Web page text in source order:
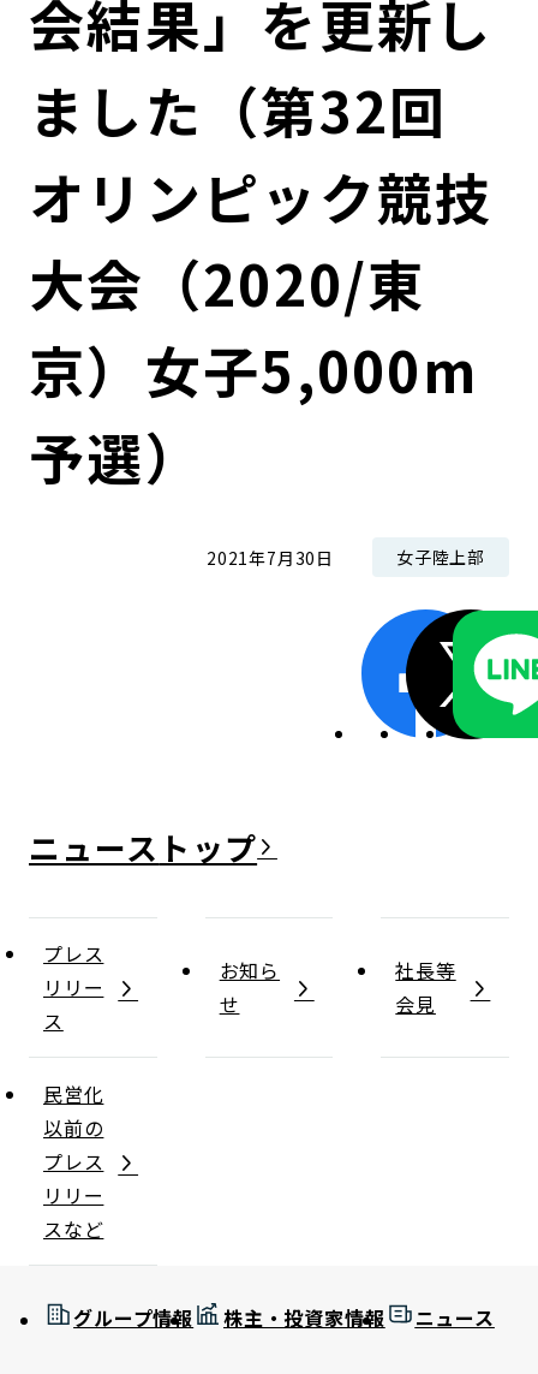
コンダクト向上の取組み
ローカル共創イニシアティブ
財務情報・IR資料
IRニュース
持続可能な金融のフレームワーク
環境
ESGデータ集
会結果」を更新し
ました（第32回
オリンピック競技
大会（2020/東
京）女子5,000m
予選）
2021年7月30日 女子陸上部
ニュース
プレス
リリー
ス
お知ら
せ
社長等
会見
民営化
以前の
プレス
リリー
スなど
グループ情報 株主・投資家情報 ニュース